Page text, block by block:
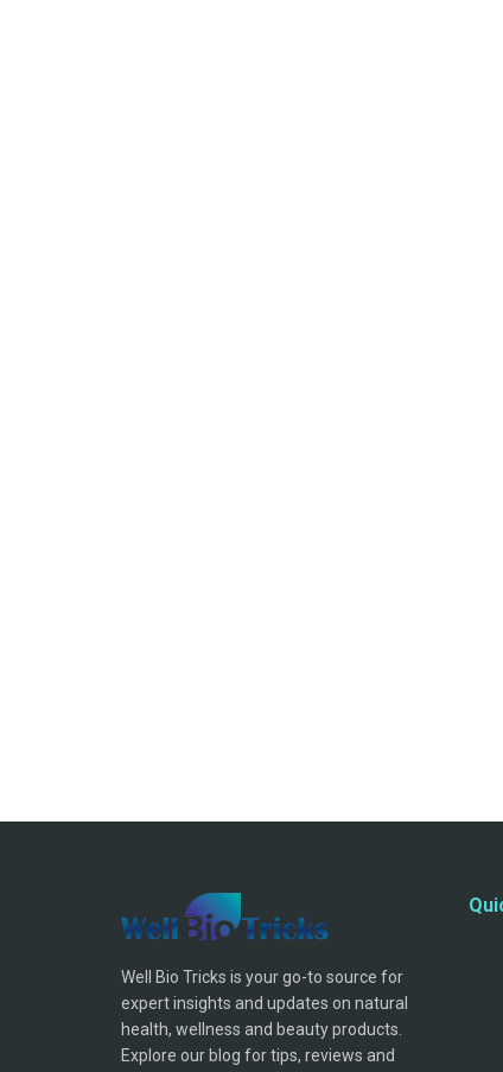
Well Bio Tricks is your go-to source for
expert insights and updates on natural
health, wellness and beauty products.
Explore our blog for tips, reviews and